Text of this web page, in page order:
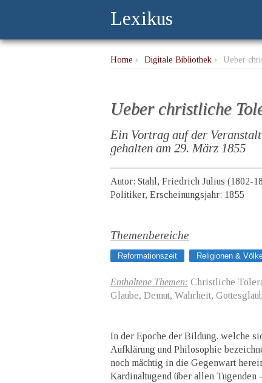
Lexikus
Home › Digitale Bibliothek › Ueber
Ueber christliche
Ein Vortrag auf der
gehalten am 29. März 1855
Autor: Stahl, Friedrich Julius (1802-
Politiker, Erscheinungsjahr: 1855
Themenbereiche
Reformationszeit Religionen &
Enthaltene Themen: Christliche
Glaube, Demut, Wahrheit,
In der Epoche der Bildung. welche
Aufklärung und Philosophie
noch mächtig in die Gegenwart
Kardinaltugend über allen